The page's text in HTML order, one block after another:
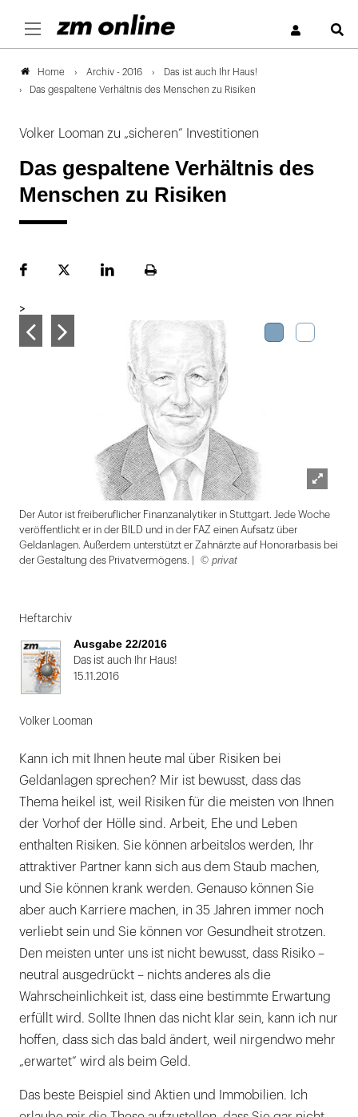
Home Archiv - 2016
Das ist auch Ihr Haus!
Das gespaltene Verhältnis des Menschen zu Risiken
Volker Looman zu „sicheren“ Investitionen
Das gespaltene Verhältnis des
Menschen zu Risiken
FacebookPlattformLinekdInSeite
>
öffnen
Der Autor ist freiberuflicher Finanzanalytiker in Stuttgart. Jede Woche
veröffentlicht er in der BILD und in der FAZ einen Aufsatz über
Geldanlagen. Außerdem unterstützt er Zahnärzte auf Honorarbasis bei
der Gestaltung des Privatvermögens. |
© privat
1
von
2:
Der
ist
Aufsatz
Heftarchiv
Ausgabe 22/2016
Das ist auch Ihr Haus!
15.11.2016
Volker Looman
Kann ich mit Ihnen heute mal über Risiken bei
Geldanlagen sprechen? Mir ist bewusst, dass das
Thema heikel ist, weil Risiken für die meisten von Ihnen
der Vorhof der Hölle sind. Arbeit, Ehe und Leben
enthalten Risiken. Sie können arbeitslos werden, Ihr
attraktiver Partner kann sich aus dem Staub machen,
und Sie können krank werden. Genauso können Sie
aber auch Karriere machen, in 35 Jahren immer noch
verliebt sein und Sie können vor Gesundheit strotzen.
Den meisten unter uns ist nicht bewusst, dass Risiko –
neutral ausgedrückt – nichts anderes als die
Wahrscheinlichkeit ist, dass eine bestimmte Erwartung
erfüllt wird. Sollte Ihnen das nicht klar sein, kann ich nur
hoffen, dass sich das bald ändert, weil nirgendwo mehr
„erwartet“ wird als beim Geld.
Das beste Beispiel sind Aktien und Immobilien. Ich